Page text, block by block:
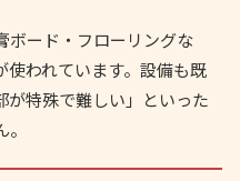
ボード・フローリングな
使われています。設備も既
が特殊で難しい」といった